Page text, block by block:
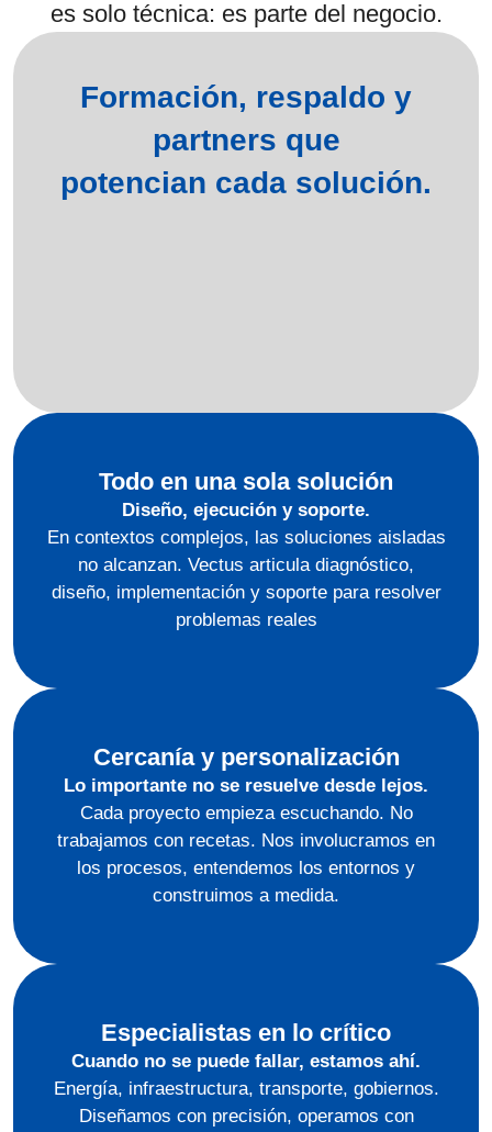
es solo técnica: es parte del negocio.
Formación, respaldo y
partners que
potencian cada solución.
Todo en una sola solución
Diseño, ejecución y soporte.
En contextos complejos, las soluciones aisladas
no alcanzan. Vectus articula diagnóstico,
diseño, implementación y soporte para resolver
problemas reales
Cercanía y personalización
Lo importante no se resuelve desde lejos.
Cada proyecto empieza escuchando. No
trabajamos con recetas. Nos involucramos en
los procesos, entendemos los entornos y
construimos a medida.
Especialistas en lo crítico
Cuando no se puede fallar, estamos ahí.
Energía, infraestructura, transporte, gobiernos.
Diseñamos con precisión, operamos con